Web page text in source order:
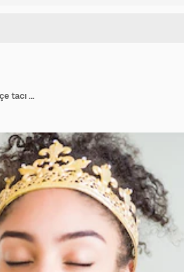
Yüzünde şükran ifadesiyle, gözleri kapalı ve elleri göğsünde, altın kraliçe tacı takan genç Afro-Amerikalı kız. Sağlık konsepti